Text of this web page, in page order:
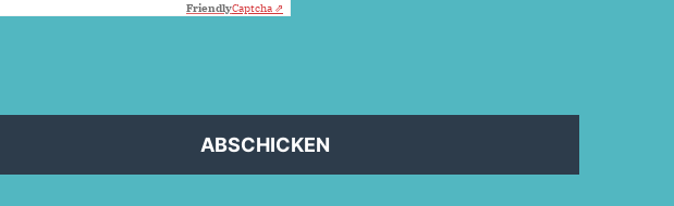
FriendlyCaptcha ⇗
ABSCHICKEN